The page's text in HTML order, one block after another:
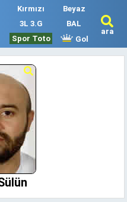
Kırmızı
Beyaz
3L 3.G
BAL
Spor Toto Gol
ara